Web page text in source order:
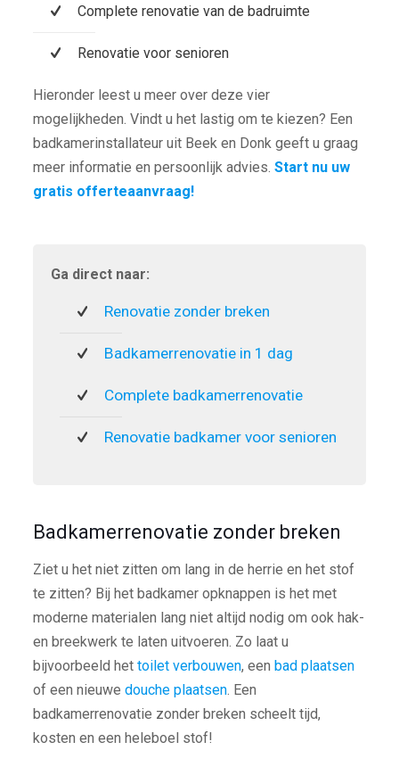
Complete renovatie van de badruimte
Renovatie voor senioren
Hieronder leest u meer over deze vier
mogelijkheden. Vindt u het lastig om te kiezen? Een
badkamerinstallateur uit Beek en Donk geeft u graag
meer informatie en persoonlijk advies. Start nu uw
gratis offerteaanvraag!
Ga direct naar:
Renovatie zonder breken
Badkamerrenovatie in 1 dag
Complete badkamerrenovatie
Renovatie badkamer voor senioren
Badkamerrenovatie zonder breken
Ziet u het niet zitten om lang in de herrie en het stof
te zitten? Bij het badkamer opknappen is het met
moderne materialen lang niet altijd nodig om ook hak-
en breekwerk te laten uitvoeren. Zo laat u
bijvoorbeeld het toilet verbouwen, een bad plaatsen
of een nieuwe douche plaatsen. Een
badkamerrenovatie zonder breken scheelt tijd,
kosten en een heleboel stof!